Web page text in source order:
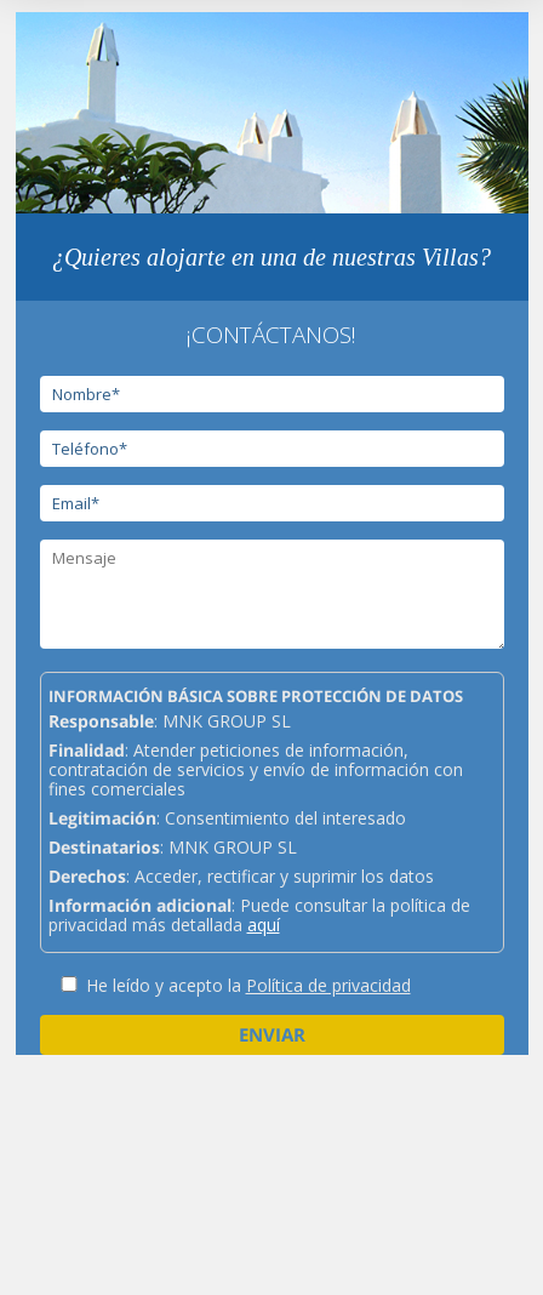
¿Quieres alojarte en una de nuestras Villas?
¡CONTÁCTANOS!
INFORMACIÓN BÁSICA SOBRE PROTECCIÓN DE DATOS
Responsable: MNK GROUP SL
Finalidad: Atender peticiones de información,
contratación de servicios y envío de información con
fines comerciales
Legitimación: Consentimiento del interesado
Destinatarios: MNK GROUP SL
Derechos: Acceder, rectificar y suprimir los datos
Información adicional: Puede consultar la política de
privacidad más detallada aquí
He leído y acepto la Política de privacidad